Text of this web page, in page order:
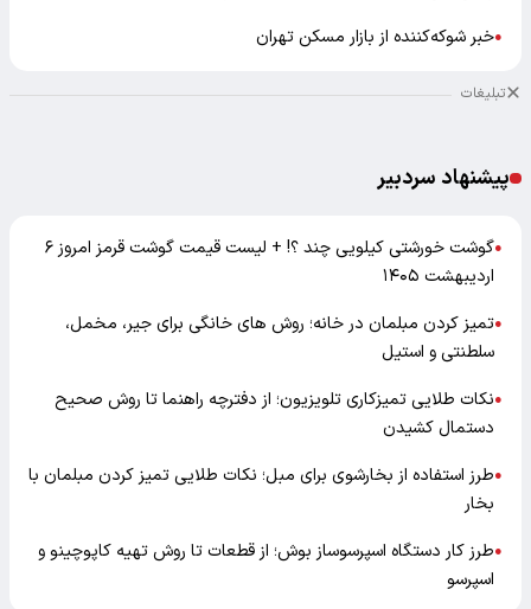
●خبر شوکه‌کننده از بازار مسکن تهران
تبلیغات
پیشنهاد سردبیر
●
گوشت خورشتی کیلویی چند ؟! + لیست قیمت گوشت قرمز امروز ۶
اردیبهشت ۱۴۰۵
●تمیز کردن مبلمان در خانه؛ روش های خانگی برای جیر، مخمل،
سلطنتی و استیل
●نکات طلایی تمیزکاری تلویزیون؛ از دفترچه راهنما تا روش صحیح
دستمال کشیدن
●طرز استفاده از بخارشوی برای مبل؛ نکات طلایی تمیز کردن مبلمان با
بخار
●طرز کار دستگاه اسپرسوساز بوش؛ از قطعات تا روش تهیه کاپوچینو و
اسپرسو